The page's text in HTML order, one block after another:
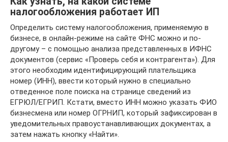
налогообложения работает ИП
Определить систему налогообложения, применяемую в
бизнесе, в онлайн-режиме на сайте ФНС можно и по-
другому – с помощью анализа представленных в ИФНС
документов (сервис «Проверь себя и контрагента»). Для
этого необходим идентифицирующий плательщика
номер (ИНН), ввести который нужно в специально
отведенное поле поиска на странице сведений из
ЕГРЮЛ/ЕГРИП. Кстати, вместо ИНН можно указать ФИО
бизнесмена или номер ОГРНИП, который зафиксирован в
уведомительных правоустанавливающих документах, а
затем нажать кнопку «Найти».